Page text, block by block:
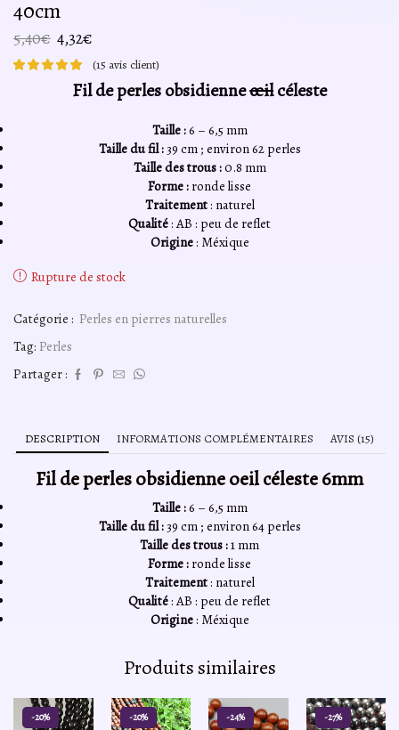
40cm
5,40€ Le
prix
initial
était :
4,32€
prix
actuel
est :
(15 avis client)
Fil de perles obsidienneœilcéleste
Taille :6 – 6,5 mm
Taille du fil :39 cm ; environ 62 perles
Taille des trous :0.8 mm
Forme : ronde lisse
Traitement: naturel
Qualité: AB : peu de reflet
Origine: Méxique
Rupture de stock
Catégorie : Perles en pierres naturelles
Tag: Perles
Partager :
DESCRIPTION INFORMATIONS COMPLÉMENTAIRES AVIS (15)
Fil de perles obsidienne oeil céleste 6mm
Taille :6 – 6,5 mm
Taille du fil :39 cm ; environ 64 perles
Taille des trous :1 mm
Forme : ronde lisse
Traitement: naturel
Qualité: AB : peu de reflet
Origine: Méxique
Produits similaires
-20% -20% -24% -27%